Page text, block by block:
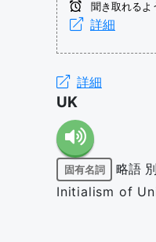
聞き取れるよ
詳細
詳細
UK
固有名詞 略語
Initialism of